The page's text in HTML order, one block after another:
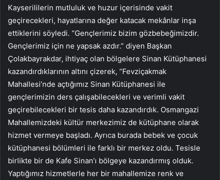
Kayserililerin mutluluk ve huzur içerisinde vakit
geçirecekleri, hayatlarına değer katacak mekânlar inşa
ettiklerini söyledi. “Gençlerimiz bizim gözbebeğimizdir.
Gençlerimiz için ne yapsak azdır.” diyen Başkan
Çolakbayrakdar, ihtiyaç olan bölgelere Sinan Kütüphanesi
kazandırdıklarının altını çizerek, “Fevziçakmak
Mahallesi’nde açtığımız Sinan Kütüphanesi ile
gençlerimizin ders çalışabilecekleri ve verimli vakit
geçirebilecekleri bir tesis daha kazandırdık. Osmangazi
Mahallemizdeki kültür merkezimiz de kütüphane olarak
hizmet vermeye başladı. Ayrıca burada bebek ve çocuk
kütüphanesi bölümleri ile farklı bir merkez oldu. Tesisle
birlikte bir de Kafe Sinan’ı bölgeye kazandırmış olduk.
Yaptığımız hizmetlerle her bir mahallemize renk ve